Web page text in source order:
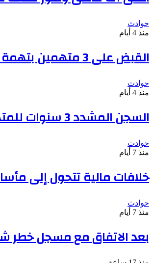
حوادث
منذ 4 أيام
القبض على 3 متهمين بتهمة غسل 130 مليون جنيه من تجارة السلاح
حوادث
منذ 4 أيام
السجن المشدد 3 سنوات للمتهم بهتك عرض سيدة والتحرش بها فى أحد شوارع الوراق
حوادث
منذ 7 أيام
خلافات مالية تتحول إلى
حوادث
منذ 7 أيام
بعد الاتفاق مع مسجل خطر